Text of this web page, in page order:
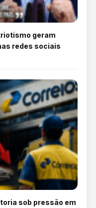
geram
redes sociais
sob pressão em